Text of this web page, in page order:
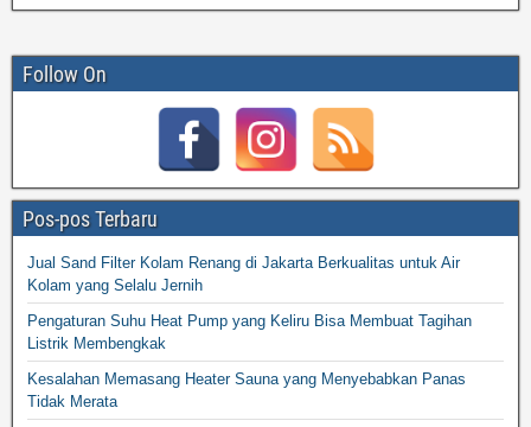
Follow On
Pos-pos Terbaru
Jual Sand Filter Kolam Renang di Jakarta Berkualitas untuk Air
Kolam yang Selalu Jernih
Pengaturan Suhu Heat Pump yang Keliru Bisa Membuat Tagihan
Listrik Membengkak
Kesalahan Memasang Heater Sauna yang Menyebabkan Panas
Tidak Merata